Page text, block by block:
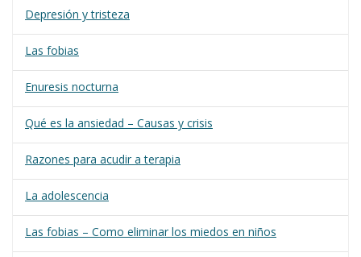
Depresión y tristeza
Las fobias
Enuresis nocturna
Qué es la ansiedad – Causas y crisis
Razones para acudir a terapia
La adolescencia
Las fobias – Como eliminar los miedos en niños